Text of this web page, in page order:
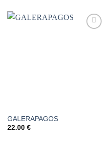
GALERAPAGOS
22.00 €